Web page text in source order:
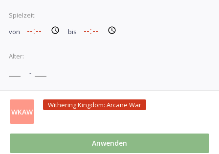
Spielzeit:
von
bis
Alter:
-
WKAW
Withering Kingdom: Arcane War
Anwenden